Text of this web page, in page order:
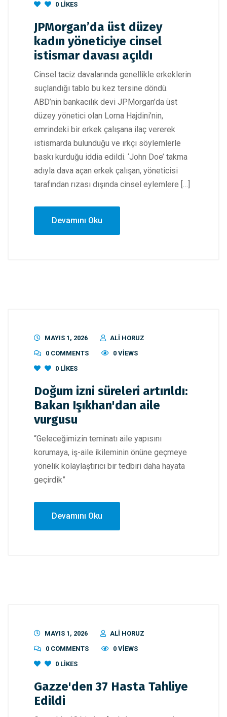
0 LIKES
JPMorgan’da üst düzey
kadın yöneticiye cinsel
istismar davası açıldı
Cinsel taciz davalarında genellikle erkeklerin
suçlandığı tablo bu kez tersine döndü.
ABD’nin bankacılık devi JPMorgan’da üst
düzey yönetici olan Lorna Hajdini’nin,
emrindeki bir erkek çalışana ilaç vererek
istismarda bulunduğu ve ırkçı söylemlerle
baskı kurduğu iddia edildi. ‘John Doe’ takma
adıyla dava açan erkek çalışan, yöneticisi
tarafından rızası dışında cinsel eylemlere […]
Devamını Oku
MAYIS 1, 2026
ALI HORUZ
0 COMMENTS
0 VIEWS
0 LIKES
Doğum izni süreleri artırıldı:
Bakan Işıkhan'dan aile
vurgusu
“Geleceğimizin teminatı aile yapısını
korumaya, iş-aile ikileminin önüne geçmeye
yönelik kolaylaştırıcı bir tedbiri daha hayata
geçirdik”
Devamını Oku
MAYIS 1, 2026
ALI HORUZ
0 COMMENTS
0 VIEWS
0 LIKES
Gazze'den 37 Hasta Tahliye
Edildi